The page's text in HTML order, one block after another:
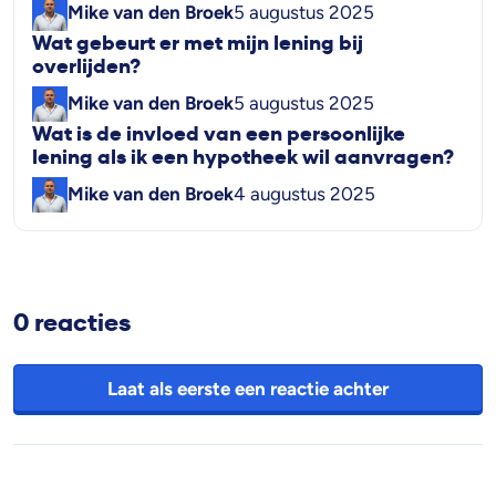
Mike van den Broek5 augustus 2025
Wat gebeurt er met mijn lening bij
overlijden?
Mike van den Broek5 augustus 2025
Wat is de invloed van een persoonlijke
lening als ik een hypotheek wil aanvragen?
Mike van den Broek4 augustus 2025
0 reacties
Laat als eerste een reactie achter